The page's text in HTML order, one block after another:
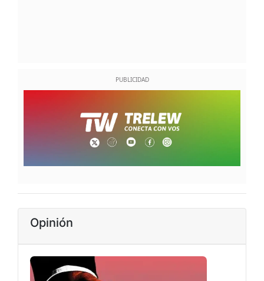
Opinión